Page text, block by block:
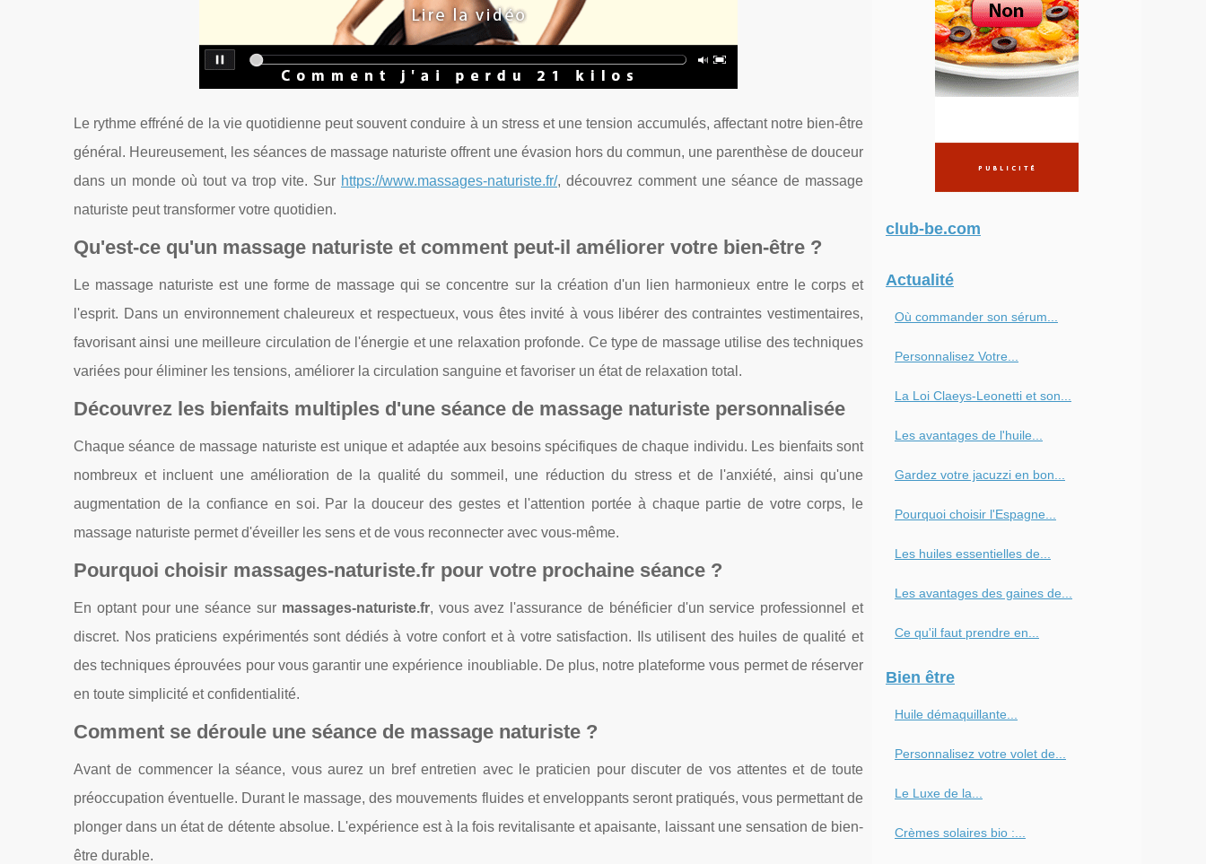
Le rythme effréné de la vie quotidienne peut souvent conduire à un stress et une tension accumulés, affectant notre bien-être
général. Heureusement, les séances de massage naturiste offrent une évasion hors du commun, une parenthèse de douceur
dans un monde où tout va trop vite. Sur https://www.massages-naturiste.fr/, découvrez comment une séance de massage
naturiste peut transformer votre quotidien.
Qu'est-ce qu'un massage naturiste et comment peut-il améliorer votre bien-être ?
Le massage naturiste est une forme de massage qui se concentre sur la création d'un lien harmonieux entre le corps et
l'esprit. Dans un environnement chaleureux et respectueux, vous êtes invité à vous libérer des contraintes vestimentaires,
favorisant ainsi une meilleure circulation de l'énergie et une relaxation profonde. Ce type de massage utilise des techniques
variées pour éliminer les tensions, améliorer la circulation sanguine et favoriser un état de relaxation total.
Découvrez les bienfaits multiples d'une séance de massage naturiste personnalisée
Chaque séance de massage naturiste est unique et adaptée aux besoins spécifiques de chaque individu. Les bienfaits sont
nombreux et incluent une amélioration de la qualité du sommeil, une réduction du stress et de l'anxiété, ainsi qu'une
augmentation de la confiance en soi. Par la douceur des gestes et l'attention portée à chaque partie de votre corps, le
massage naturiste permet d'éveiller les sens et de vous reconnecter avec vous-même.
Pourquoi choisir massages-naturiste.fr pour votre prochaine séance ?
En optant pour une séance sur massages-naturiste.fr, vous avez l'assurance de bénéficier d'un service professionnel et
discret. Nos praticiens expérimentés sont dédiés à votre confort et à votre satisfaction. Ils utilisent des huiles de qualité et
des techniques éprouvées pour vous garantir une expérience inoubliable. De plus, notre plateforme vous permet de réserver
en toute simplicité et confidentialité.
Comment se déroule une séance de massage naturiste ?
Avant de commencer la séance, vous aurez un bref entretien avec le praticien pour discuter de vos attentes et de toute
préoccupation éventuelle. Durant le massage, des mouvements fluides et enveloppants seront pratiqués, vous permettant de
plonger dans un état de détente absolue. L'expérience est à la fois revitalisante et apaisante, laissant une sensation de bien-
être durable.
club-be.com
Actualité
Où commander son sérum...
Personnalisez Votre...
La Loi Claeys-Leonetti et son...
Les avantages de l'huile...
Gardez votre jacuzzi en bon...
Pourquoi choisir l'Espagne...
Les huiles essentielles de...
Les avantages des gaines de...
Ce qu'il faut prendre en...
Bien être
Huile démaquillante...
Personnalisez votre volet de...
Le Luxe de la...
Crèmes solaires bio :...